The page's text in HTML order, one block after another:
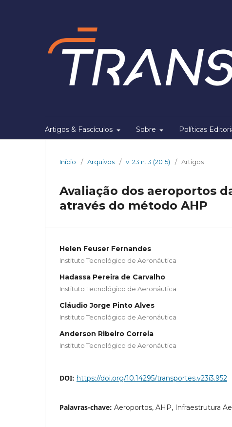
Artigos & Fascículos Sobre Políticas
Início / Arquivos / v. 23 n. 3 (2015) / Artigos
Avaliação dos aeroportos
através do método AHP
Helen Feuser Fernandes
Instituto Tecnológico de Aeronáutica
Hadassa Pereira de Carvalho
Instituto Tecnológico de Aeronáutica
Cláudio Jorge Pinto Alves
Instituto Tecnológico de Aeronáutica
Anderson Ribeiro Correia
Instituto Tecnológico de Aeronáutica
DOI: https://doi.org/10.14295/transportes.v23i3.952
Palavras-chave: Aeroportos, AHP, Infraestrutura